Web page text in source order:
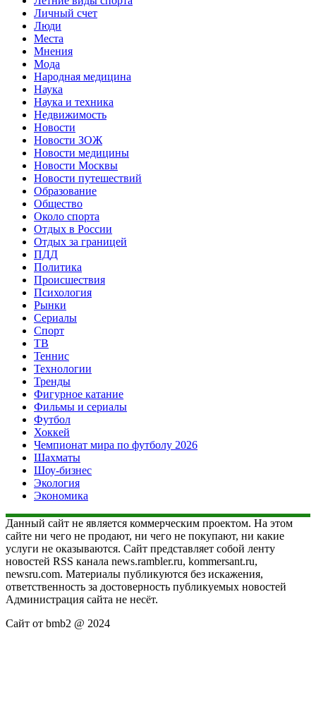
Личный счет
Люди
Места
Мнения
Мода
Народная медицина
Наука
Наука и техника
Недвижимость
Новости
Новости ЗОЖ
Новости медицины
Новости Москвы
Новости путешествий
Образование
Общество
Около спорта
Отдых в России
Отдых за границей
ПДД
Политика
Происшествия
Психология
Рынки
Сериалы
Спорт
ТВ
Теннис
Технологии
Тренды
Фигурное катание
Фильмы и сериалы
Футбол
Хоккей
Чемпионат мира по футболу 2026
Шахматы
Шоу-бизнес
Экология
Экономика
Данный сайт не является коммерческим проектом. На этом
сайте ни чего не продают, ни чего не покупают, ни какие
услуги не оказываются. Сайт представляет собой ленту
новостей RSS канала news.rambler.ru, kommersant.ru,
newsru.com. Материалы публикуются без искажения,
ответственность за достоверность публикуемых новостей
Администрация сайта не несёт.
Сайт от bmb2 @ 2024